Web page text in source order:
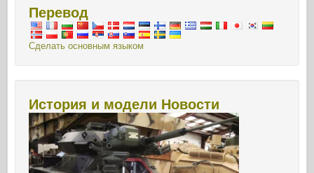
Перевод
Сделать основным языком
История и модели Новости